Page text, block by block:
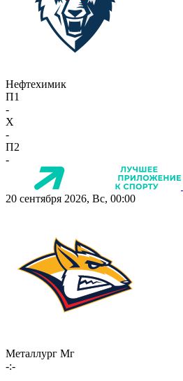
Нефтехимик
П1
-
X
-
П2
-
20 сентября 2026, Вс, 00:00
Металлург Мг
-:-